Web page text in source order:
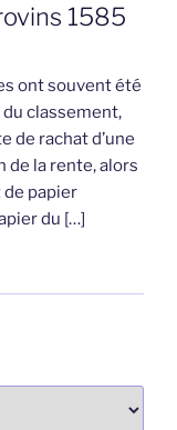
1585
ont souvent été
classement,
de rachat d’une
de la rente, alors
de papier
du […]